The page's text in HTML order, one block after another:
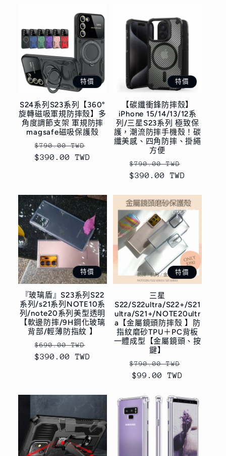
特價
S24系列S23系列【360°
旋轉磁吸軍規防摔殼】多
角度調節支架 軍規防摔
magsafe磁吸保護殼
定
價
$790.00 TWD
$390.00 TWD
特價
【碳纖衝鋒防摔殼】
iPhone 15/14/13/12系
列/三星S23系列 極致保
護，潮流防摔手機殼！碳
纖美感、四角防摔、掛繩
方便
定
價
$790.00 TWD
$390.00 TWD
特價
『玻璃盾』S23系列S22
系列/s21系列NOTE10系
列/note20系列美型透明
【軟邊防摔/9H鋼化玻璃
背部/輕薄防指紋 】
定
價
$690.00 TWD
$390.00 TWD
特價
三星
S22/S22ultra/S22+/S21
ultra/S21+/NOTE20ultr
a【金屬鏡頭防摔殼 】防
指紋磨砂TPU＋PC背板
一體成型【金屬鏡頭、按
鍵】
定
價
$790.00 TWD
$99.00 TWD